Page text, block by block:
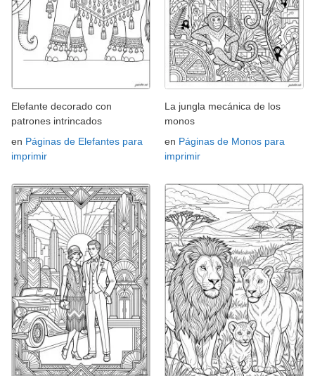
Elefante decorado con
patrones intrincados
en Páginas de Elefantes para
imprimir
La jungla mecánica de los
monos
en Páginas de Monos para
imprimir